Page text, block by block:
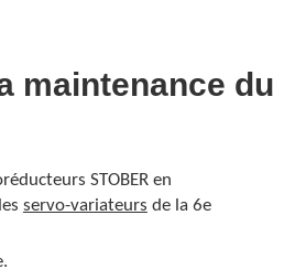
maintenance du
STOBER en
servo-variateurs de la 6e